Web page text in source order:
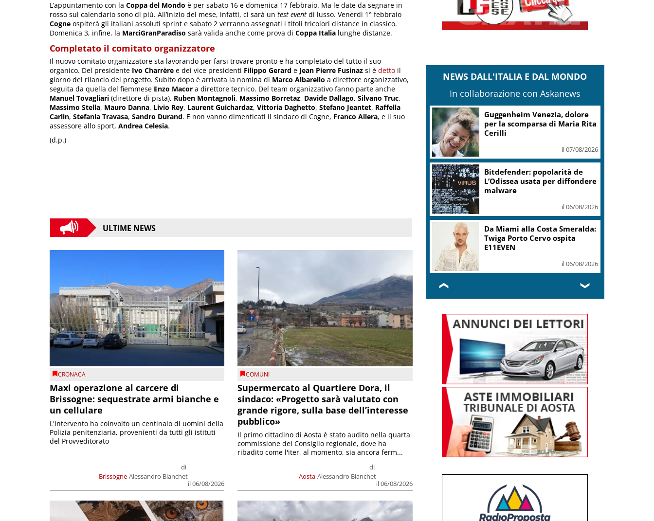
L’appuntamento con la Coppa del Mondo è per sabato 16 e domenica 17 febbraio. Ma le date da segnare in
rosso sul calendario sono di più. All’inizio del mese, infatti, ci sarà un test event di lusso. Venerdì 1° febbraio
Cogne ospiterà gli italiani assoluti sprint e sabato 2 verranno assegnati i titoli tricolori distance in classico.
Domenica 3, infine, la MarciGranParadiso sarà valida anche come prova di Coppa Italia lunghe distanze.
Completato il comitato organizzatore
Il nuovo comitato organizzatore sta lavorando per farsi trovare pronto e ha completato del tutto il suo
organico. Del presidente Ivo Charrère e dei vice presidenti Filippo Gerard e Jean Pierre Fusinaz si è detto il
giorno del rilancio del progetto. Subito dopo è arrivata la nomina di Marco Albarello a direttore organizzativo,
seguita da quella del fiemmese Enzo Macor a direttore tecnico. Del team organizzativo fanno parte anche
Manuel Tovagliari (direttore di pista), Ruben Montagnoli, Massimo Borretaz, Davide Dallago, Silvano Truc,
Massimo Stella, Mauro Danna, Livio Rey, Laurent Guichardaz, Vittoria Daghetto, Stefano Jeantet, Raffella
Carlin, Stefania Travasa, Sandro Durand. E non vanno dimenticati il sindaco di Cogne, Franco Allera, e il suo
assessore allo sport, Andrea Celesia.
(d.p.)
ULTIME NEWS
CRONACA
Maxi operazione al carcere di
Brissogne: sequestrate armi bianche e
un cellulare
Brissogne
di
Alessandro Bianchet
il 06/08/2026
L'intervento ha coinvolto un centinaio di uomini della
Polizia penitenziaria, provenienti da tutti gli istituti
del Provveditorato
COMUNI
Supermercato al Quartiere Dora, il
sindaco: «Progetto sarà valutato con
grande rigore, sulla base dell’interesse
pubblico»
Aosta
di
Alessandro Bianchet
il 06/08/2026
Il primo cittadino di Aosta è stato audito nella quarta
commissione del Consiglio regionale, dove ha
ribadito come l'iter, al momento, sia ancora ferm...
NEWS DALL'ITALIA E DAL MONDO
In collaborazione con Askanews
Guggenheim Venezia, dolore
per la scomparsa di Maria Rita
Cerilli
il 07/08/2026
Bitdefender: popolarità de
L’Odissea usata per diffondere
malware
il 06/08/2026
Da Miami alla Costa Smeralda:
Twiga Porto Cervo ospita
E11EVEN
il 06/08/2026
❮ ❯